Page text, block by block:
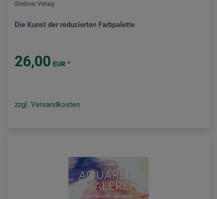
Stiebner Verlag
Die Kunst der reduzierten Farbpalette
26,00 EUR *
zzgl. Versandkosten